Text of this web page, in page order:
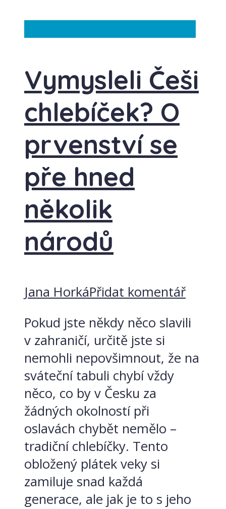
Vymysleli Češi
chlebíček? O
prvenství se
pře hned
několik
národů
Jana HorkáPřidat komentář
Pokud jste někdy něco slavili
v zahraničí, určitě jste si
nemohli nepovšimnout, že na
sváteční tabuli chybí vždy
něco, co by v Česku za
žádných okolností při
oslavách chybět nemělo –
tradiční chlebíčky. Tento
obložený plátek veky si
zamiluje snad každá
generace, ale jak je to s jeho